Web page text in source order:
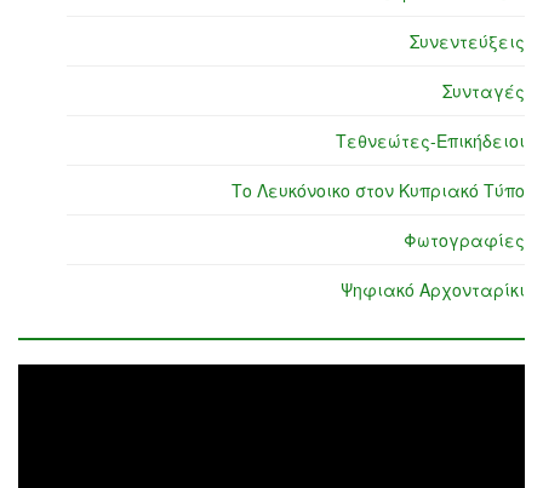
Συνεντεύξεις
Συνταγές
Τεθνεώτες-Επικήδειοι
Το Λευκόνοικο στον Κυπριακό Τύπο
Φωτογραφίες
Ψηφιακό Αρχονταρίκι